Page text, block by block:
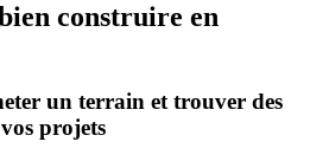
construire en
un terrain et trouver des
projets